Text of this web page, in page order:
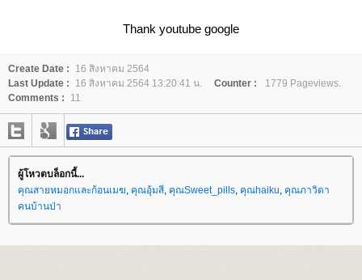
Thank youtube google
Create Date :
16 สิงหาคม 2564
Last Update :
16 สิงหาคม 2564 13:20:41 น. Counter :
1779 Pageviews.
Comments :
11
ผู้โหวตบล็อกนี้...
คุณสายหมอกและก้อนเมฆ, คุณอุ้มสี, คุณSweet_pills, คุณhaiku, คุณภาวิดา
คนบ้านป่า